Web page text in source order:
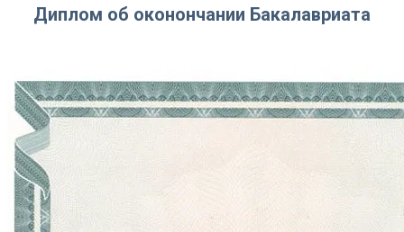
Диплом об оконончании Бакалавриата